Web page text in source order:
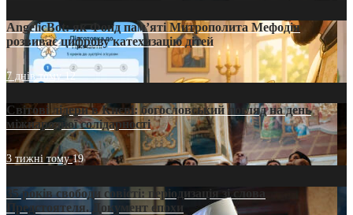
AngelicBot: як Фонд пам’яті Митрополита Мефодія
розвиває цифрову катехизацію дітей
7 днів тому12
Світові лідери в Києві: богословський погляд на день
міжнародної солідарності
3 тижні тому19
35 років свободи совісті: періодизація зі слова
Предстоятеля. Документ епохи